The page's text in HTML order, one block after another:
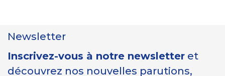
Newsletter
Inscrivez-vous à notre newsletter et
découvrez nos nouvelles parutions,